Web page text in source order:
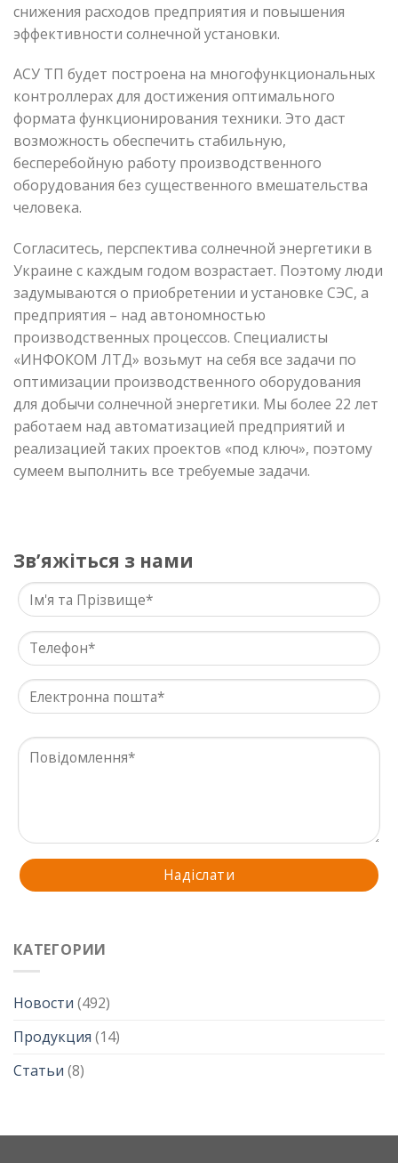
КАТЕГОРИИ
Новости (492)
Продукция (14)
Статьи (8)
снижения расходов предприятия и повышения
эффективности солнечной установки.
АСУ ТП будет построена на многофункциональных
контроллерах для достижения оптимального
формата функционирования техники. Это даст
возможность обеспечить стабильную,
бесперебойную работу производственного
оборудования без существенного вмешательства
человека.
Согласитесь, перспектива солнечной энергетики в
Украине с каждым годом возрастает. Поэтому люди
задумываются о приобретении и установке СЭС, а
предприятия – над автономностью
производственных процессов. Специалисты
«ИНФОКОМ ЛТД» возьмут на себя все задачи по
оптимизации производственного оборудования
для добычи солнечной энергетики. Мы более 22 лет
работаем над автоматизацией предприятий и
реализацией таких проектов «под ключ», поэтому
сумеем выполнить все требуемые задачи.
Звʼяжіться з нами